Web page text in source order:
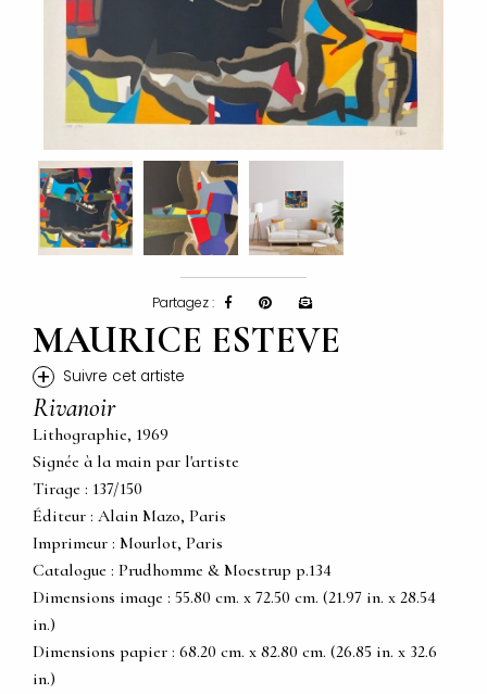
Partagez :
MAURICE ESTEVE
+ Suivre cet artiste
Rivanoir
Lithographie, 1969
Signée à la main par l'artiste
Tirage : 137/150
Éditeur : Alain Mazo, Paris
Imprimeur : Mourlot, Paris
Catalogue : Prudhomme & Moestrup p.134
Dimensions image : 55.80 cm. x 72.50 cm. (21.97 in. x 28.54
in.)
Dimensions papier : 68.20 cm. x 82.80 cm. (26.85 in. x 32.6
in.)